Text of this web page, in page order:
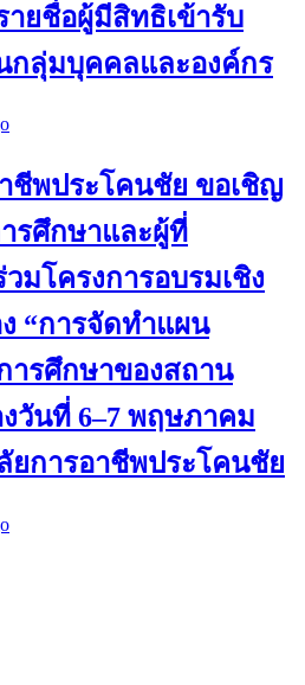
ายชื่อผู้มีสิทธิเข้ารับ
กลุ่มบุคคลและองค์กร
ชีพประโคนชัย ขอเชิญ
รศึกษาและผู้ที่
วมโครงการอบรมเชิง
“การจัดทำแผน
รศึกษาของสถาน
วันที่ 6–7 พฤษภาคม
ยการอาชีพประโคนชัย